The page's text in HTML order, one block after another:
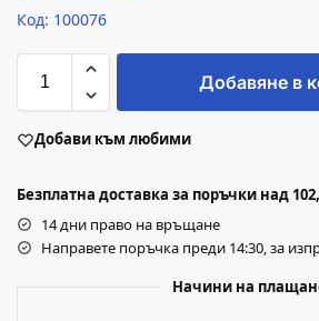
Код: 100076
Добавяне в
Добави към любими
Безплатна доставка за поръчки над
14 дни право на връщане
Направете поръчка преди 14:30, за
Начини на